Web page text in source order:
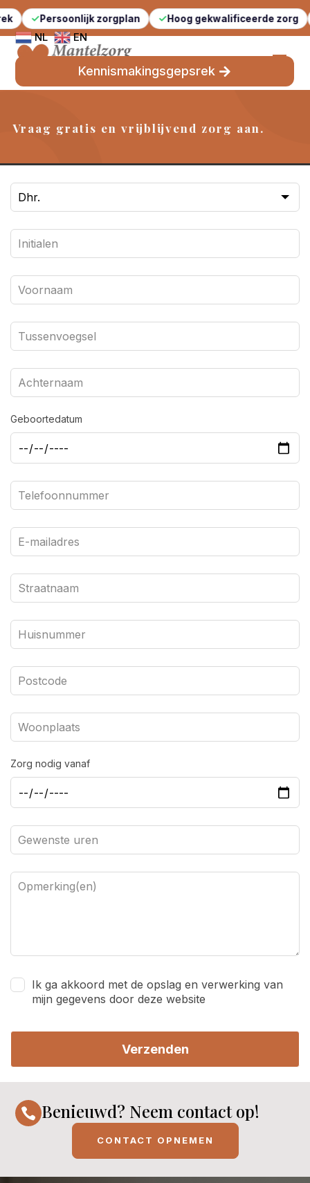
Persoonlijk zorgplan Hoog gekwalificeerde zorg
NL EN
Kennismakingsgepsrek
Vraag gratis en vrijblijvend zorg aan.
Leave
this
blank
Geboortedatum
Zorg nodig vanaf
Ik ga akkoord met de opslag en verwerking van
mijn gegevens door deze website
Verzenden
 Benieuwd? Neem contact op!
CONTACT OPNEMEN